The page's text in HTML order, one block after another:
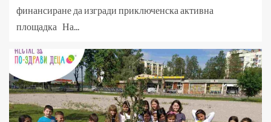
финансиране да изгради приключенска активна
площадка На...